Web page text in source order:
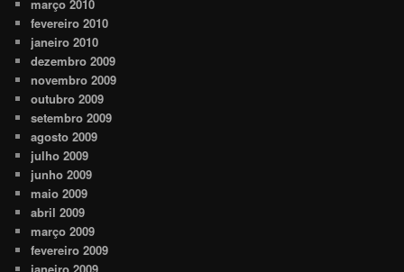
março 2010
fevereiro 2010
janeiro 2010
dezembro 2009
novembro 2009
outubro 2009
setembro 2009
agosto 2009
julho 2009
junho 2009
maio 2009
abril 2009
março 2009
fevereiro 2009